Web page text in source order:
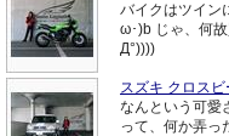
バイクはツイン
ω･)b じゃ、何
Д°))))
スズキ クロスビ
なんという可愛
って、何か弄っ